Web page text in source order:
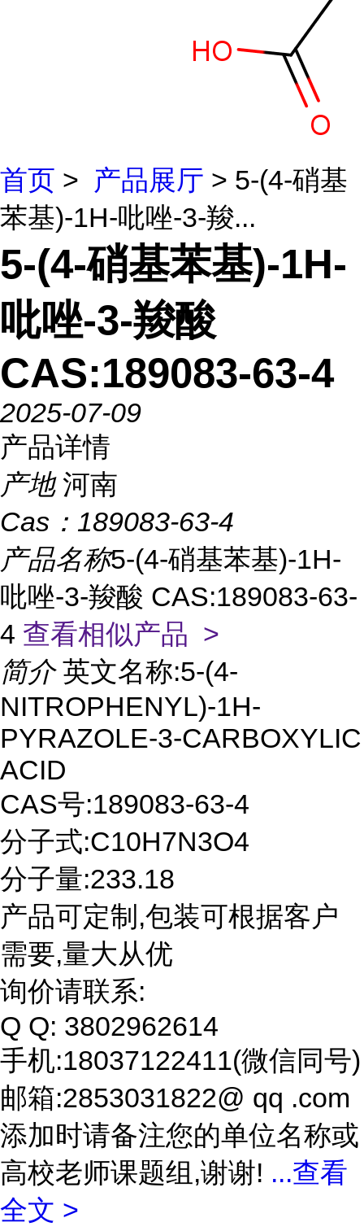
首页 > 产品展厅 > 5-(4-硝基
苯基)-1H-吡唑-3-羧...
5-(4-硝基苯基)-1H-
吡唑-3-羧酸
CAS:189083-63-4
2025-07-09
产品详情
产地 河南
Cas： 189083-63-4
产品名称5-(4-硝基苯基)-1H-
吡唑-3-羧酸 CAS:189083-63-
4 查看相似产品 >
简介 英文名称:5-(4-
NITROPHENYL)-1H-
PYRAZOLE-3-CARBOXYLIC
ACID
CAS号:189083-63-4
分子式:C10H7N3O4
分子量:233.18
产品可定制,包装可根据客户
需要,量大从优
询价请联系:
Q Q: 3802962614
手机:18037122411(微信同号)
邮箱:2853031822@ qq .com
添加时请备注您的单位名称或
高校老师课题组,谢谢! ...查看
全文 >